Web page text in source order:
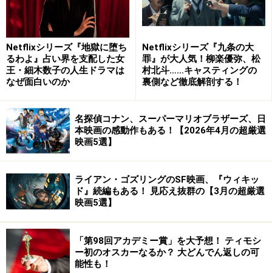
天皇をロシアの視点で描いた 『太陽』
チャーリー・チャップリンの 『独裁者』という映画は日
独伊三国同盟が成立し、日本では第二次近衛内閣の出来
た1940年（第二次大戦最中）に創られています。劇中、
独裁者ヒトラーになぞられたトメニア国の独裁者ヒンケ
ルと、独裁者に瓜二つの貧しいユダヤ人の理髪師の二役
をチャップリンが演じます。
Netflixシリーズ『地獄に堕ち
るわよ』占い界を支配した女
王・細木数子の人生ドラマは
なぜ面白いのか
Netflixシリーズ『九条の大
罪』が大人気！柳楽優弥、松
村北斗……キャスティングの
裏側など徹底解剖する！
名探偵コナン、スーパーマリオブラザーズ、日
本映画の感動作もある！【2026年4月の超厳選
映画5選】
ライアン・ゴズリングのSF映画、『ウィキッ
ド』続編もある！ 見応え抜群の【3月の超厳選
映画5選】
「第98回アカデミー賞」を大予想！ ティモシ
ー初のオスカーなるか？ 大どんでん返しの可
能性も！